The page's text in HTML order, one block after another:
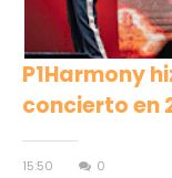
P1Harmony
concierto en
15:50 0